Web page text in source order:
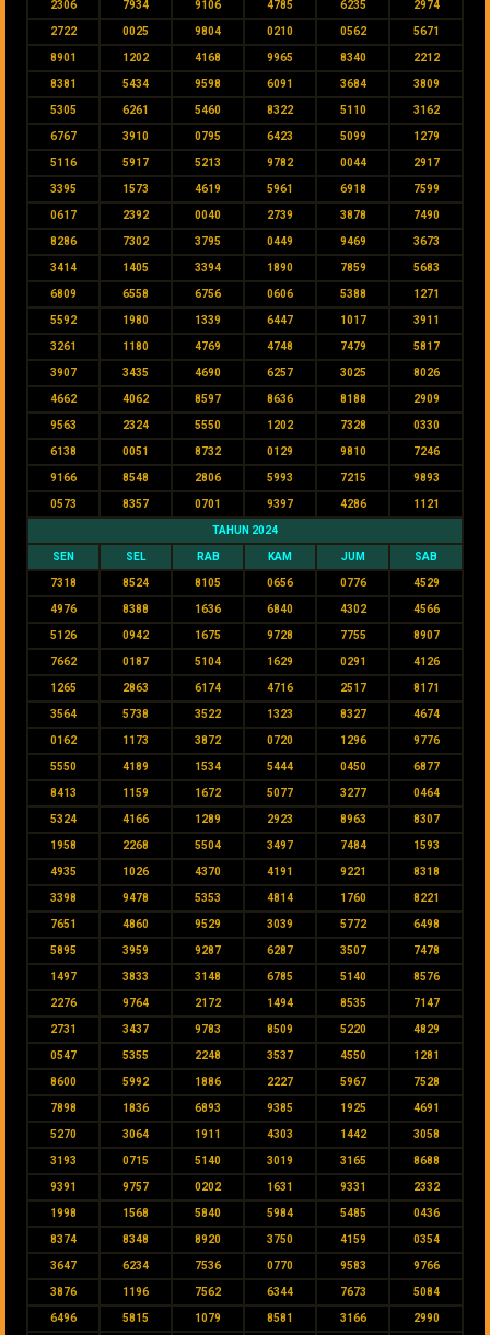
2306 7934 9106 4785 6235 2974
2722 0025 9804 0210 0562 5671
8901 1202 4168 9965 8340 2212
8381 5434 9598 6091 3684 3809
5305 6261 5460 8322 5110 3162
6767 3910 0795 6423 5099 1279
5116 5917 5213 9782 0044 2917
3395 1573 4619 5961 6918 7599
0617 2392 0040 2739 3878 7490
8286 7302 3795 0449 9469 3673
3414 1405 3394 1890 7859 5683
6809 6558 6756 0606 5388 1271
5592 1980 1339 6447 1017 3911
3261 1180 4769 4748 7479 5817
3907 3435 4690 6257 3025 8026
4662 4062 8597 8636 8188 2909
9563 2324 5550 1202 7328 0330
6138 0051 8732 0129 9810 7246
9166 8548 2806 5993 7215 9893
0573 8357 0701 9397 4286 1121
TAHUN 2024
SEN SEL RAB KAM JUM SAB
7318 8524 8105 0656 0776 4529
4976 8388 1636 6840 4302 4566
5126 0942 1675 9728 7755 8907
7662 0187 5104 1629 0291 4126
1265 2863 6174 4716 2517 8171
3564 5738 3522 1323 8327 4674
0162 1173 3872 0720 1296 9776
5550 4189 1534 5444 0450 6877
8413 1159 1672 5077 3277 0464
5324 4166 1289 2923 8963 8307
1958 2268 5504 3497 7484 1593
4935 1026 4370 4191 9221 8318
3398 9478 5353 4814 1760 8221
7651 4860 9529 3039 5772 6498
5895 3959 9287 6287 3507 7478
1497 3833 3148 6785 5140 8576
2276 9764 2172 1494 8535 7147
2731 3437 9783 8509 5220 4829
0547 5355 2248 3537 4550 1281
8600 5992 1886 2227 5967 7528
7898 1836 6893 9385 1925 4691
5270 3064 1911 4303 1442 3058
3193 0715 5140 3019 3165 8688
9391 9757 0202 1631 9331 2332
1998 1568 5840 5984 5485 0436
8374 8348 8920 3750 4159 0354
3647 6234 7536 0770 9583 9766
3876 1196 7562 6344 7673 5084
6496 5815 1079 8581 3166 2990